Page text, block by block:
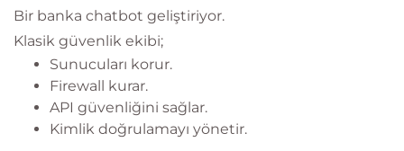
Bir banka chatbot geliştiriyor.
Klasik güvenlik ekibi;
Sunucuları korur.
Firewall kurar.
API güvenliğini sağlar.
Kimlik doğrulamayı yönetir.